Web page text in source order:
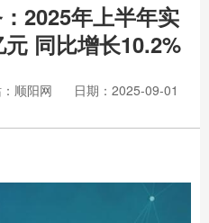
2025年上半年实
同比增长10.2%
顺阳网
日期：2025-09-01